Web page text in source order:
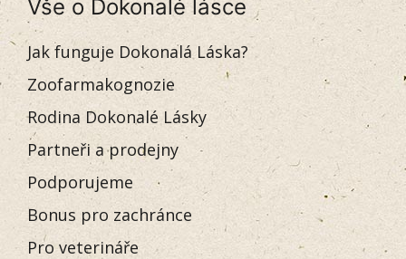
Vše o Dokonalé lásce
Jak funguje Dokonalá Láska?
Zoofarmakognozie
Rodina Dokonalé Lásky
Partneři a prodejny
Podporujeme
Bonus pro zachránce
Pro veterináře